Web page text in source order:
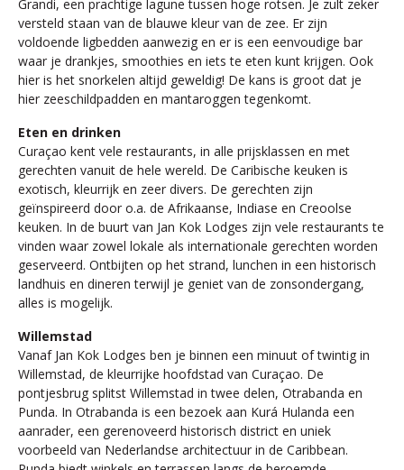
Grandi, een prachtige lagune tussen hoge rotsen. Je zult zeker
versteld staan van de blauwe kleur van de zee. Er zijn
voldoende ligbedden aanwezig en er is een eenvoudige bar
waar je drankjes, smoothies en iets te eten kunt krijgen. Ook
hier is het snorkelen altijd geweldig! De kans is groot dat je
hier zeeschildpadden en mantaroggen tegenkomt.
Eten en drinken
Curaçao kent vele restaurants, in alle prijsklassen en met
gerechten vanuit de hele wereld. De Caribische keuken is
exotisch, kleurrijk en zeer divers. De gerechten zijn
geïnspireerd door o.a. de Afrikaanse, Indiase en Creoolse
keuken. In de buurt van Jan Kok Lodges zijn vele restaurants te
vinden waar zowel lokale als internationale gerechten worden
geserveerd. Ontbijten op het strand, lunchen in een historisch
landhuis en dineren terwijl je geniet van de zonsondergang,
alles is mogelijk.
Willemstad
Vanaf Jan Kok Lodges ben je binnen een minuut of twintig in
Willemstad, de kleurrijke hoofdstad van Curaçao. De
pontjesbrug splitst Willemstad in twee delen, Otrabanda en
Punda. In Otrabanda is een bezoek aan Kurá Hulanda een
aanrader, een gerenoveerd historisch district en uniek
voorbeeld van Nederlandse architectuur in de Caribbean.